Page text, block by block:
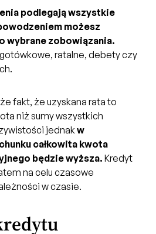
podlegają wszystkie
możesz
wybrane zobowiązania.
ratalne, debety czy
fakt, że uzyskana rata to
niż sumy wszystkich
jednakw
całkowita kwota
będzie wyższa. Kredyt
na celu czasowe
w czasie.